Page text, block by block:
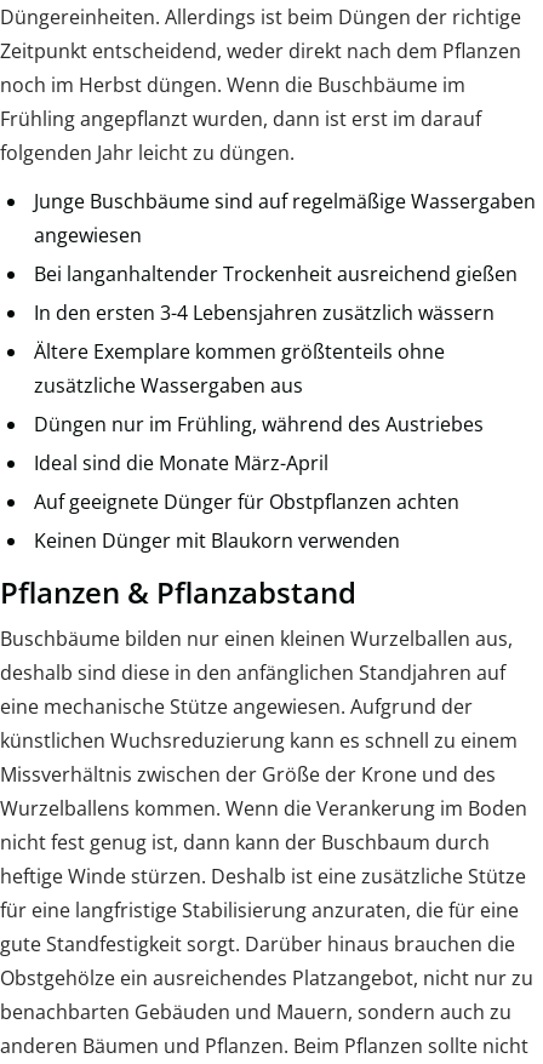
Düngereinheiten. Allerdings ist beim Düngen der richtige
Zeitpunkt entscheidend, weder direkt nach dem Pflanzen
noch im Herbst düngen. Wenn die Buschbäume im
Frühling angepflanzt wurden, dann ist erst im darauf
folgenden Jahr leicht zu düngen.
Junge Buschbäume sind auf regelmäßige Wassergaben
angewiesen
Bei langanhaltender Trockenheit ausreichend gießen
In den ersten 3-4 Lebensjahren zusätzlich wässern
Ältere Exemplare kommen größtenteils ohne
zusätzliche Wassergaben aus
Düngen nur im Frühling, während des Austriebes
Ideal sind die Monate März-April
Auf geeignete Dünger für Obstpflanzen achten
Keinen Dünger mit Blaukorn verwenden
Pflanzen & Pflanzabstand
Buschbäume bilden nur einen kleinen Wurzelballen aus,
deshalb sind diese in den anfänglichen Standjahren auf
eine mechanische Stütze angewiesen. Aufgrund der
künstlichen Wuchsreduzierung kann es schnell zu einem
Missverhältnis zwischen der Größe der Krone und des
Wurzelballens kommen. Wenn die Verankerung im Boden
nicht fest genug ist, dann kann der Buschbaum durch
heftige Winde stürzen. Deshalb ist eine zusätzliche Stütze
für eine langfristige Stabilisierung anzuraten, die für eine
gute Standfestigkeit sorgt. Darüber hinaus brauchen die
Obstgehölze ein ausreichendes Platzangebot, nicht nur zu
benachbarten Gebäuden und Mauern, sondern auch zu
anderen Bäumen und Pflanzen. Beim Pflanzen sollte nicht